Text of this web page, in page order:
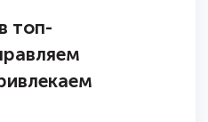
топ-